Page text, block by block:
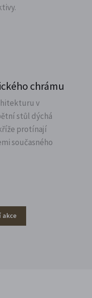
chrámu
v
stůl dýchá
protínají
současného
akce